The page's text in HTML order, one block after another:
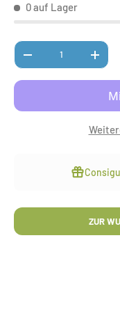
0 auf Lager
Anzahl
MENGE VERRINGERN
ZUR